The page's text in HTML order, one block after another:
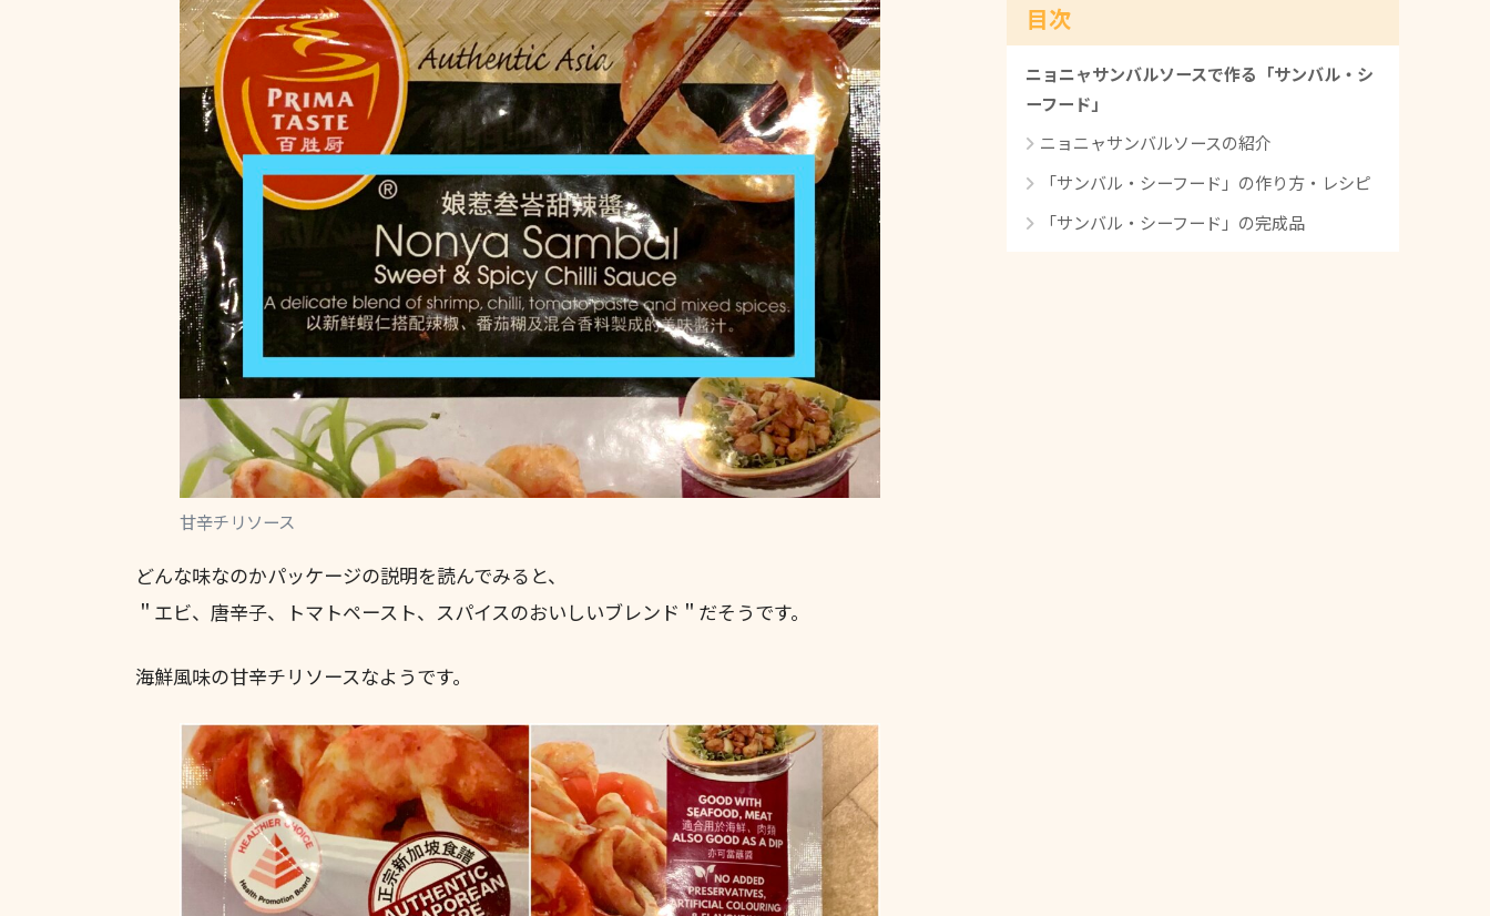
甘辛チリソース
どんな味なのかパッケージの説明を読んでみると、
＂エビ、唐辛子、トマトペースト、スパイスのおいしいブレンド＂だそうです。
海鮮風味の甘辛チリソースなようです。
目次
ニョニャサンバルソースで作る「サンバル・シ
ーフード」
ニョニャサンバルソースの紹介
「サンバル・シーフード」の作り方・レシピ
「サンバル・シーフード」の完成品